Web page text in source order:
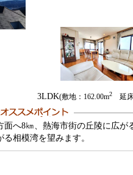
3LDK(敷地：162.00m2 延床
面へ8㎞、熱海市街の丘陵に広
相模湾を望みます。